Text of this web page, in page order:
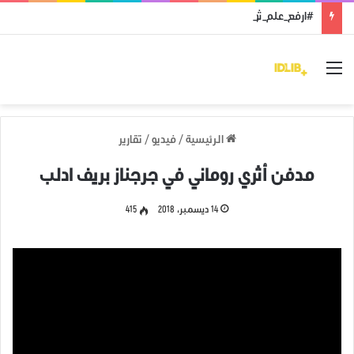
#ارفع_علم_ثورتك: رمز النضال ووحدة الهدف
القائمة
الرئيسية / فيديو / تقارير
مدفن أثري روماني في جرجناز بريف ادلب
14 ديسمبر، 2018 415